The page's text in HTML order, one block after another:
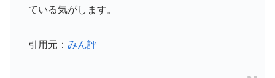
ている気がします。
引用元： みん評